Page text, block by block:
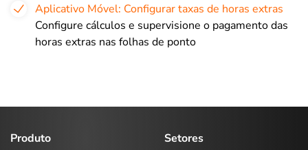
Aplicativo Móvel: Configurar taxas de horas extras
Configure cálculos e supervisione o pagamento das
horas extras nas folhas de ponto
Produto
Setores